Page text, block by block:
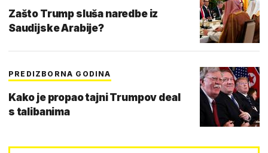
Zašto Trump sluša naredbe iz
Saudijske Arabije?
PREDIZBORNA GODINA
Kako je propao tajni Trumpov deal
s talibanima